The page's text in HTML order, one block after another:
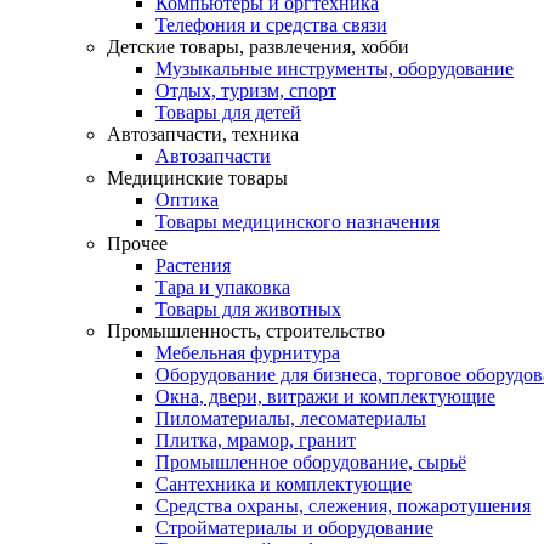
Телефония и средства связи
Детские товары, развлечения, хобби
Музыкальные инструменты, оборудование
Отдых, туризм, спорт
Товары для детей
Автозапчасти, техника
Автозапчасти
Медицинские товары
Оптика
Товары медицинского назначения
Прочее
Растения
Тара и упаковка
Товары для животных
Промышленность, строительство
Мебельная фурнитура
Оборудование для бизнеса, торговое
Окна, двери, витражи и комплектующие
Пиломатериалы, лесоматериалы
Плитка, мрамор, гранит
Промышленное оборудование, сырьё
Сантехника и комплектующие
Средства охраны, слежения, пожаротушения
Стройматериалы и оборудование